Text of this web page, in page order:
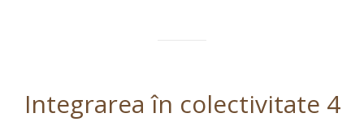
Integrarea în colectivitate 4